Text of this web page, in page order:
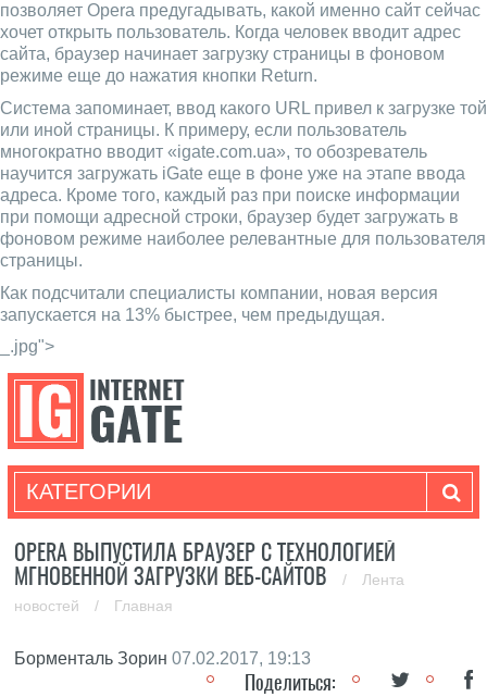
позволяет Opera предугадывать, какой именно сайт сейчас
хочет открыть пользователь. Когда человек вводит адрес
сайта, браузер начинает загрузку страницы в фоновом
режиме еще до нажатия кнопки Return.
Система запоминает, ввод какого URL привел к загрузке той
или иной страницы. К примеру, если пользователь
многократно вводит «igate.com.ua», то обозреватель
научится загружать iGate еще в фоне уже на этапе ввода
адреса. Кроме того, каждый раз при поиске информации
при помощи адресной строки, браузер будет загружать в
фоновом режиме наиболее релевантные для пользователя
страницы.
Как подсчитали специалисты компании, новая версия
запускается на 13% быстрее, чем предыдущая.
_.jpg">
КАТЕГОРИИ
OPERA ВЫПУСТИЛА БРАУЗЕР С ТЕХНОЛОГИЕЙ
МГНОВЕННОЙ ЗАГРУЗКИ ВЕБ-САЙТОВ
/
Лента
новостей
/ Главная
Борменталь Зорин 07.02.2017, 19:13
Поделиться: